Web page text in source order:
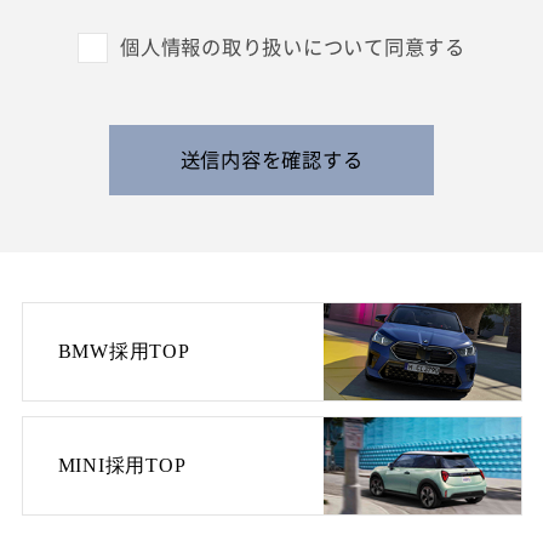
外国籍の方からは、日本国での就労可否の確認に
また、特定の業務に従事することが可能であるか
を判断する目的で、健康診断書や障害者手帳等の
提出をお願いすることがあります。
す。
3. 個人情報の保管・管理について
収集した皆様の個人情報は、当社の責任のもとで
不適切な取り扱いが行われないよう厳重に管理い
たします。
また、当社の採用活動の終了に伴い、当社の責任
のもとで適切に廃棄・消去いたします。お預かり
個人情報の取り扱いについて同意する
送信内容を確認する
BMW採用TOP
MINI採用TOP